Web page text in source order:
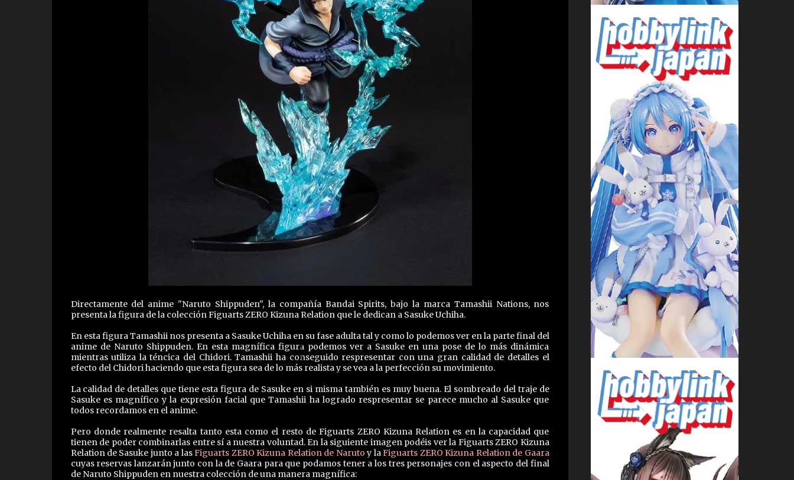
Directamente del anime "Naruto Shippuden", la compañía Bandai Spirits, bajo la marca Tamashii Nations, nos
presenta la figura de la colección Figuarts ZERO Kizuna Relation que le dedican a Sasuke Uchiha.
En esta figura Tamashii nos presenta a Sasuke Uchiha en su fase adulta tal y como lo podemos ver en la parte final del
anime de Naruto Shippuden. En esta magnífica figura podemos ver a Sasuke en una pose de lo más dinámica
mientras utiliza la téncica del Chidori. Tamashii ha conseguido respresentar con una gran calidad de detalles el
efecto del Chidori haciendo que esta figura sea de lo más realista y se vea a la perfección su movimiento.
La calidad de detalles que tiene esta figura de Sasuke en si misma también es muy buena. El sombreado del traje de
Sasuke es magnífico y la expresión facial que Tamashii ha logrado respresentar se parece mucho al Sasuke que
todos recordamos en el anime.
Pero donde realmente resalta tanto esta como el resto de Figuarts ZERO Kizuna Relation es en la capacidad que
tienen de poder combinarlas entre sí a nuestra voluntad. En la siguiente imagen podéis ver la Figuarts ZERO Kizuna
Relation de Sasuke junto a lasFiguarts ZERO Kizuna Relation de Narutoy laFiguarts ZERO Kizuna Relation de Gaara
cuyas reservas lanzarán junto con la de Gaara para que podamos tener a los tres personajes con el aspecto del final
de Naruto Shippuden en nuestra colección de una manera magnífica: